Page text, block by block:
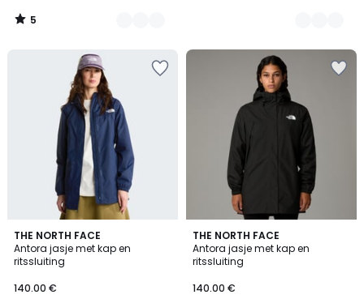
5
/
THE NORTH FACE
Antora jasje met kap en
ritssluiting
140.00 €
4.6
/ 5
THE NORTH FACE
Antora jasje met kap en
ritssluiting
140.00 €
4.6
/ 5